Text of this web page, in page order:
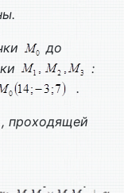
до
:
.
, проходящей